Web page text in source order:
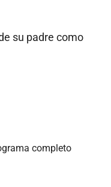
su padre como
completo